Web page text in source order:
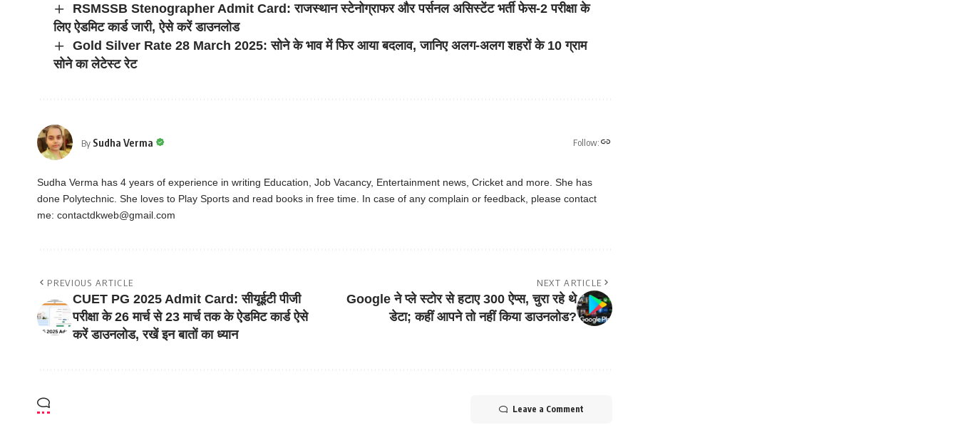
RSMSSB Stenographer Admit Card: राजस्थान स्टेनोग्राफर और पर्सनल असिस्टेंट भर्ती फेस-2 परीक्षा के
लिए ऐडमिट कार्ड जारी, ऐसे करें डाउनलोड
Gold Silver Rate 28 March 2025: सोने के भाव में फिर आया बदलाव, जानिए अलग-अलग शहरों के 10 ग्राम
सोने का लेटेस्ट रेट
By Sudha Verma Follow:
Sudha Verma has 4 years of experience in writing Education, Job Vacancy, Entertainment news, Cricket and more. She has
done Polytechnic. She loves to Play Sports and read books in free time. In case of any complain or feedback, please contact
me: contactdkweb@gmail.com
PREVIOUS ARTICLE
CUET PG 2025 Admit Card: सीयूईटी पीजी
परीक्षा के 26 मार्च से 23 मार्च तक के ऐडमिट कार्ड ऐसे
करें डाउनलोड, रखें इन बातों का ध्यान
NEXT ARTICLE
Google ने प्ले स्टोर से हटाए 300 ऐप्स, चुरा रहे थे
डेटा; कहीं आपने तो नहीं किया डाउनलोड?
Leave a Comment